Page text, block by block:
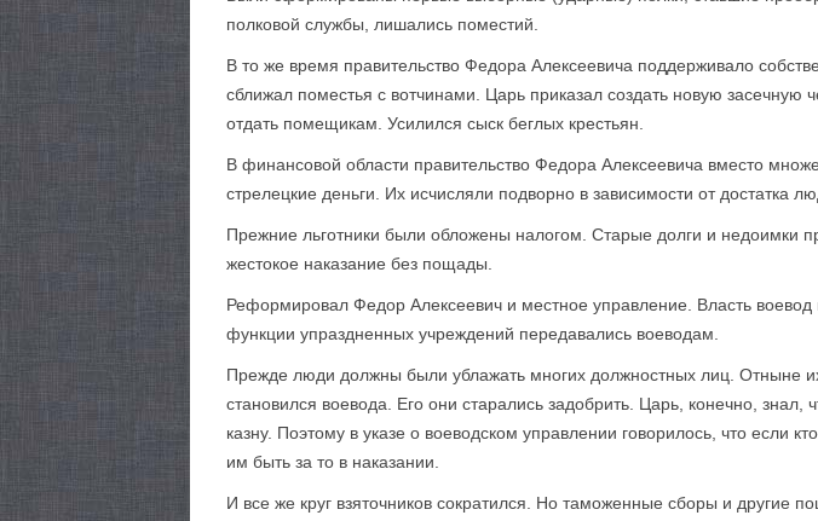
полковой службы, лишались поместий.
В то же время правительство Федора Алексеевича поддерживало
сближал поместья с вотчинами. Царь приказал создать новую
отдать помещикам. Усилился сыск беглых крестьян.
В финансовой области правительство Федора Алексеевича вместо
стрелецкие деньги. Их исчисляли подворно в зависимости от достатка
Прежние льготники были обложены налогом. Старые долги и недоимки
жестокое наказание без пощады.
Реформировал Федор Алексеевич и местное управление. Власть
функции упраздненных учреждений передавались воеводам.
Прежде люди должны были ублажать многих должностных лиц. Отныне
становился воевода. Его они старались задобрить. Царь, конечно,
казну. Поэтому в указе о воеводском управлении говорилось, что если
им быть за то в наказании.
И все же круг взяточников сократился. Но таможенные сборы и другие